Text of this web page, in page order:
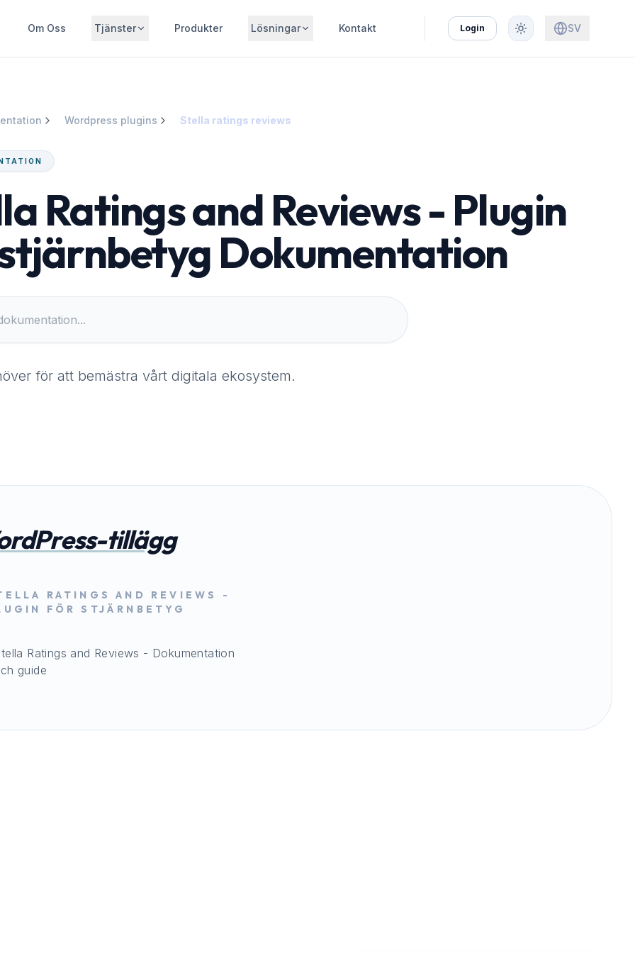
Om Oss Tjänster Produkter Lösningar Kontakt Login SV
Wordpress plugins Stella ratings reviews
Ratings and Reviews - Plugin
Dokumentation
för att bemästra vårt digitala ekosystem.
tillägg
RATINGS AND REVIEWS -
FÖR STJÄRNBETYG
Ratings and Reviews - Dokumentation
guide